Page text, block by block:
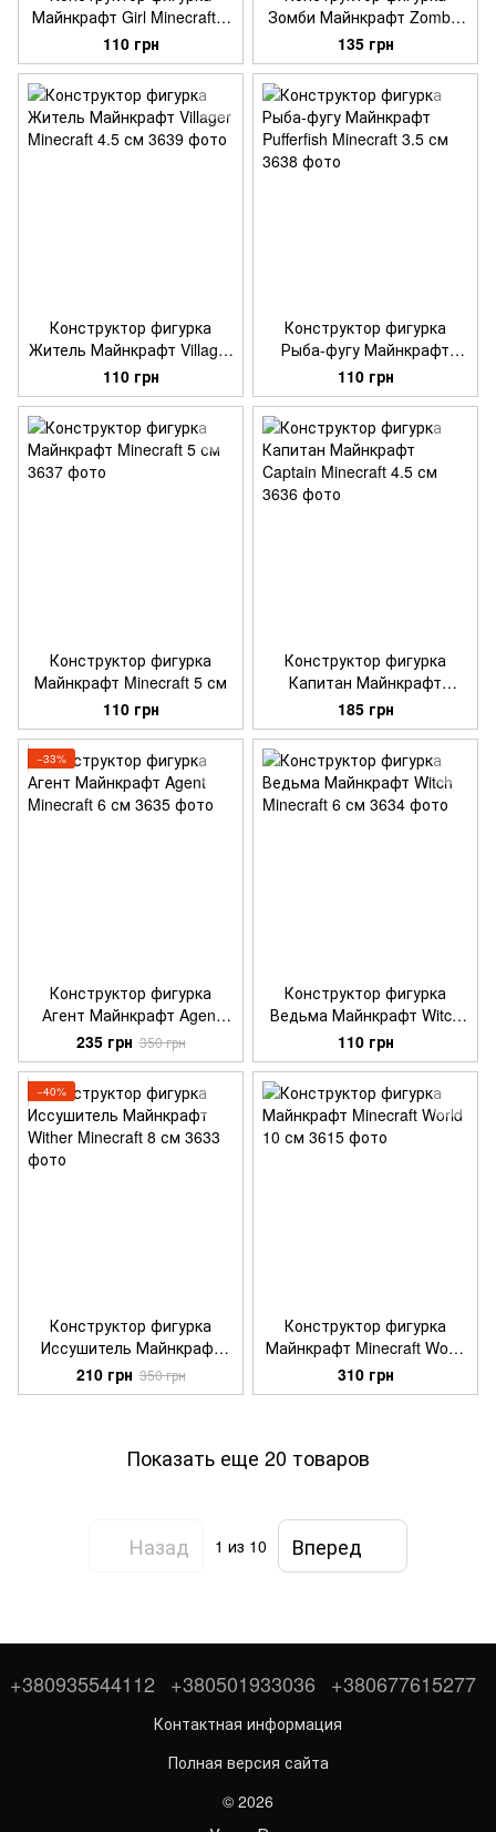
Майнкрафт Girl Minecraft 5
см
110 грн
Зомби Майнкрафт Zombie
Minecraft 7.5 см
135 грн
Конструктор фигурка
Житель Майнкрафт Villager
Minecraft 4.5 см
110 грн
Конструктор фигурка
Рыба-фугу Майнкрафт
Pufferfish Minecraft 3.5 см
110 грн
Конструктор фигурка
Майнкрафт Minecraft 5 см
110 грн
Конструктор фигурка
Капитан Майнкрафт
Captain Minecraft 4.5 см
185 грн
−33%
Конструктор фигурка
Агент Майнкрафт Agent
Minecraft 6 см
235 грн 350 грн
Конструктор фигурка
Ведьма Майнкрафт Witch
Minecraft 6 см
110 грн
−40%
Конструктор фигурка
Иссушитель Майнкрафт
Wither Minecraft 8 см
210 грн 350 грн
Конструктор фигурка
Майнкрафт Minecraft World
10 см
310 грн
Показать еще 20 товаров
Назад 1 из 10 Вперед
+380935544112 +380501933036 +380677615277
Контактная информация
Полная версия сайта
© 2026